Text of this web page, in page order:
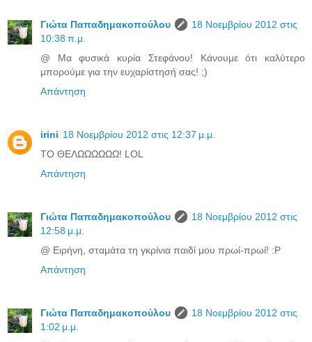
Γιώτα Παπαδημακοπούλου
18 Νοεμβρίου 2012 στις
10:38 π.μ.
@ Μα φυσικά κυρία Στεφάνου! Κάνουμε ότι καλύτερο
μπορούμε για την ευχαρίστησή σας! ;)
Απάντηση
irini 18 Νοεμβρίου 2012 στις 12:37 μ.μ.
ΤΟ ΘΕΛΩΩΩΩΩΩ! LOL
Απάντηση
Γιώτα Παπαδημακοπούλου
18 Νοεμβρίου 2012 στις
12:58 μ.μ.
@ Ειρήνη, σταμάτα τη γκρίνια παιδί μου πρωί-πρωί! :P
Απάντηση
Γιώτα Παπαδημακοπούλου
18 Νοεμβρίου 2012 στις
1:02 μ.μ.